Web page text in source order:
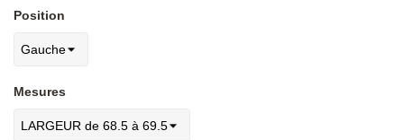
Position
Mesures